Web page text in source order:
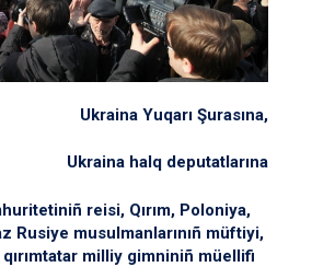
Ukraina Yuqarı Şurasına,
Ukraina halq deputatlarına
reisi, Qırım, Poloniya,
Rusiye musulmanlarınıñ müftiyi,
qırımtatar milliy gimniniñ müellifi